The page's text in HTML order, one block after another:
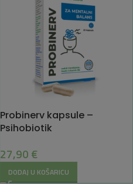
Probinerv kapsule –
Psihobiotik
27,90 €
DODAJ U KOŠARICU